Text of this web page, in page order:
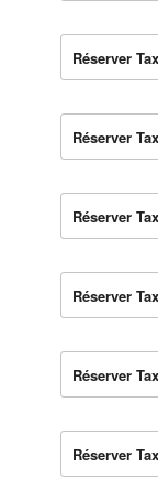
Réserver
Réserver
Réserver
Réserver
Réserver
Réserver